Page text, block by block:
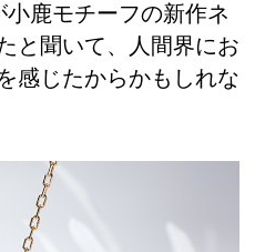
鹿モチーフの新作ネ
と聞いて、人間界にお
感じたからかもしれな